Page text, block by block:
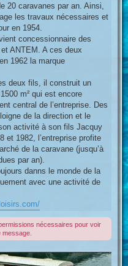
20 caravanes par an. Ainsi,
les travaux nécessaires et
en 1954.
concessionnaire des
ANTEM. A ces deux
1962 la marque
deux fils, il construit un
m² qui est encore
central de l’entreprise. Des
de la direction et le
activité à son fils Jacquy
et 1982, l’entreprise profite
de la caravane (jusqu’à
par an).
danns le monde de la
avec une activité de
nécessaires pour voir